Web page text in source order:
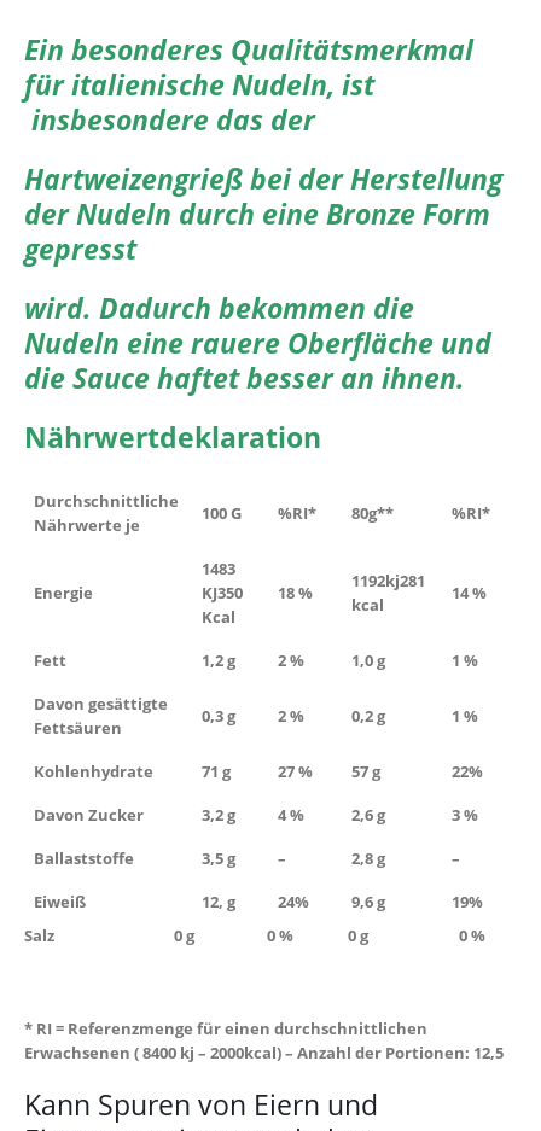
Ein besonderes Qualitätsmerkmal
für italienische Nudeln, ist
insbesondere das der
Hartweizengrieß bei der Herstellung
der Nudeln durch eine Bronze Form
gepresst
wird. Dadurch bekommen die
Nudeln eine rauere Oberfläche und
die Sauce haftet besser an ihnen.
Nährwertdeklaration
Durchschnittliche
Nährwerte je
100 G %RI* 80g** %RI*
Energie
1483
KJ350
Kcal
18 %
1192kj281
kcal
14 %
Fett 1,2 g 2 % 1,0 g
1 %
Davon gesättigte
Fettsäuren
0,3 g 2 % 0,2 g 1 %
Kohlenhydrate 71 g 27 % 57 g
22%
Davon Zucker
3,2 g 4 % 2,6 g
3 %
Ballaststoffe
3,5 g – 2,8 g
–
Eiweiß
12, g 24% 9,6 g
19%
Salz 0 g 0 % 0 g 0 %
* RI = Referenzmenge für einen durchschnittlichen
Erwachsenen ( 8400 kj – 2000kcal) – Anzahl der Portionen: 12,5
Kann Spuren von Eiern und